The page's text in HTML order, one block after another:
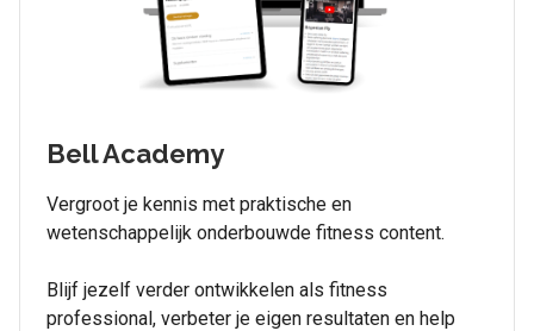
Bell Academy
Vergroot je kennis met praktische en
wetenschappelijk onderbouwde fitness content.
Blijf jezelf verder ontwikkelen als fitness
professional, verbeter je eigen resultaten en help